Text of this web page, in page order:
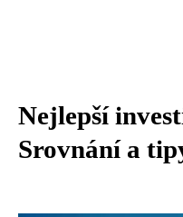
Nejlepší
Srovnání a